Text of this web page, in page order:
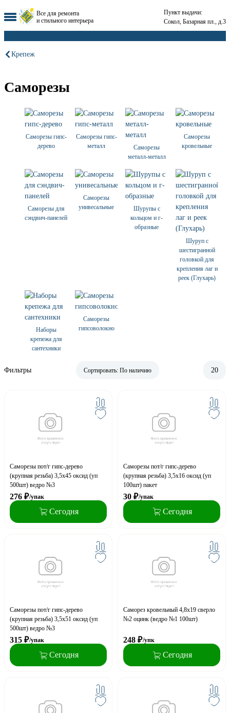
Все для ремонта
и стильного интерьера
Пункт выдачи:
Сокол, Базарная пл., д.3
Крепеж
Саморезы
Саморезы гипс-
дерево
Саморезы гипс-
металл
Саморезы
металл-металл
Саморезы
кровельные
Саморезы для
сэндвич-панелей
Саморезы
унивесальные
Шурупы с
кольцом и г-
образные
Шуруп с
шестигранной
головкой для
крепления лаг и
реек (Глухарь)
Наборы
крепежа для
сантехники
Саморезы
гипсоволокно
Фильтры Сортировать: По наличию 20
Саморезы пот/г гипс-дерево
(крупная резьба) 3,5x45 оксид (уп
500шт) ведро №3
276 ₽/упак
Сегодня
Саморезы пот/г гипс-дерево
(крупная резьба) 3,5x16 оксид (уп
100шт) пакет
30 ₽/упак
Сегодня
Саморезы пот/г гипс-дерево
(крупная резьба) 3,5x51 оксид (уп
500шт) ведро №3
315 ₽/упак
Сегодня
Саморез кровельный 4,8x19 сверло
№2 оцинк (ведро №1 100шт)
248 ₽/упк
Сегодня